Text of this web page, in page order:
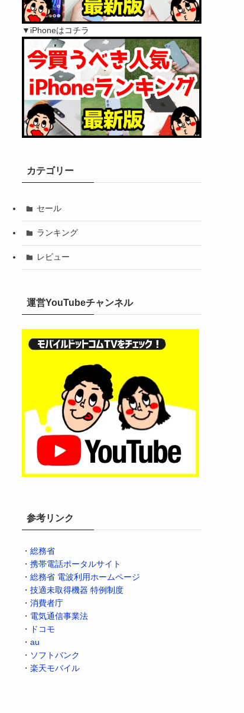
▼iPhoneはコチラ
カテゴリー
セール
ランキング
レビュー
運営YouTubeチャンネル
参考リンク
・ 総務省
・ 携帯電話ポータルサイト
・ 総務省 電波利用ホームページ
・ 技適未取得機器 特例制度
・ 消費者庁
・ 電気通信事業法
・
ドコモ
・ au
・ ソフトバンク
・ 楽天モバイル